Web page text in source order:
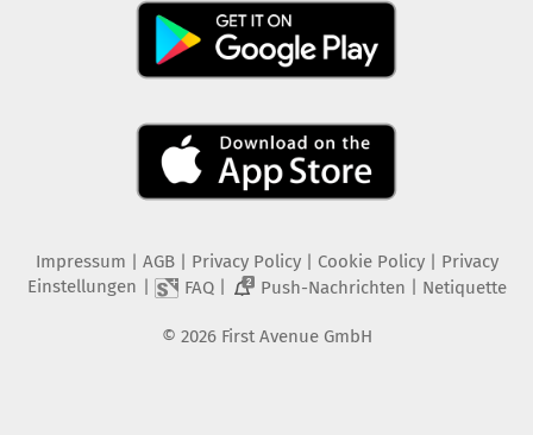
Impressum AGB Privacy Policy| Cookie Policy| Privacy
Einstellungen
FAQ| 2 Push-Nachrichten Netiquette
© 2026 First Avenue GmbH